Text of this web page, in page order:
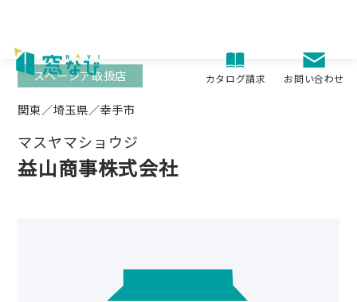
content
カタログ請求 お問い合わせ
関東／埼玉県／幸手市
マスヤマショウジ
益山商事株式会社
スペーシア取扱店